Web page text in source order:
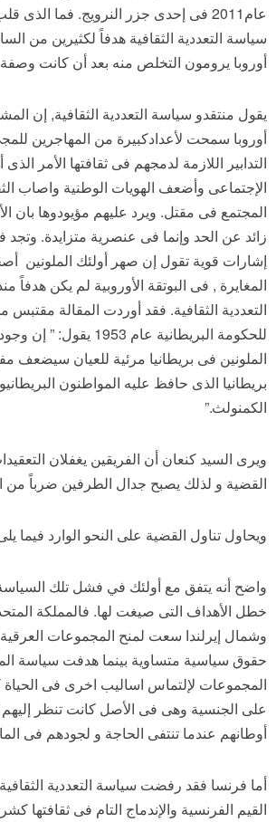
عام2011 فى إحدى جزر النرويج. فما
سياسة التعددية الثقافية هدفاً لكثيرين من
أوروبا يرومون التخلص منه بعد أن كانت
يقول منتقدو سياسة التعددية الثقافية, إن
أوروبا سمحت لأعدادكبيرة من المهاجرين
التدابير اللازمة لدمجهم فى ثقافتها الأمر
الإجتماعى وأضعف الهويات الوطنية واصاب
المجتمع فى مقتل. ويرد عليهم مؤيودوها بان
زائد عن الحد وإنما فى عنصرية متزايدة. وتجد
إشارات قوية تقول إن صهر أولئك الملونين
المغايرة , فى البوتقة الأوروبية لم يكن هدفاً
التعددية الثقافية. فقد أوردت المقالة
للحكومة البريطانية عام
الملونين فى بريطانيا مرئية للعيان سيضعف
بريطانيا الذى حافظ عليه المواطنون
الكمنولث.”
ويرى السيد كنعان أن الفريقين يغفلان
القضية و لذلك يصبح جدال الطرفين ضرباً
ويحاول تناول القضية على النحو الوارد
واضح أنه يتفق مع أولئك في فشل تلك
خطل الأهداف التى صيغت لها. فالمملكة
وشمال إيرلندا سعت لمنح المجموعات
حقوق سياسية متساوية بينما هدفت سياسة
المجموعات لإلتماس اساليب اخرى فى
على الجنسية وهى فى الأصل كانت تنظر
أوطانهم عندما تنتفى الحاجة و لجودهم فى
أما فرنسا فقد رفضت سياسة التعددية
القيم الفرنسية والإندماج التام فى ثقافتها